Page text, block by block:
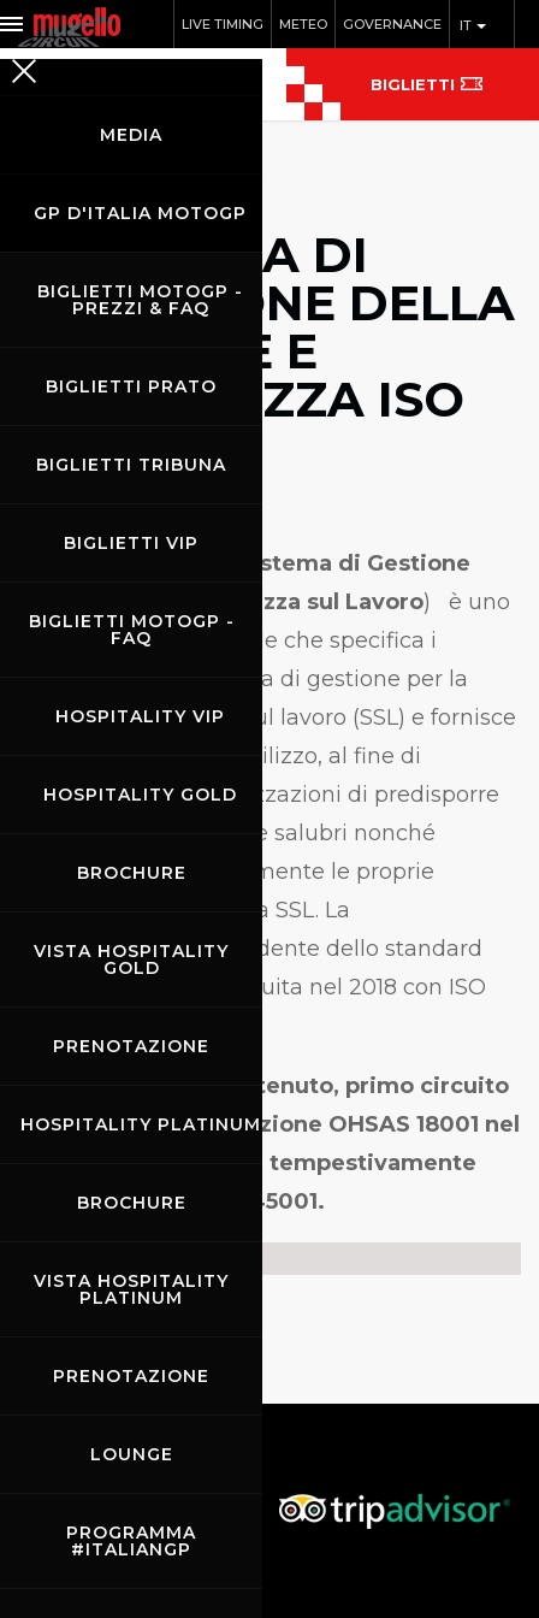
IT
LIVE TIMING METEO GOVERNANCE
MEDIA
GP D'ITALIA MOTOGP
BIGLIETTI MOTOGP -
PREZZI & FAQ
BIGLIETTI PRATO
BIGLIETTI TRIBUNA
BIGLIETTI VIP
BIGLIETTI MOTOGP -
FAQ
HOSPITALITY VIP
HOSPITALITY GOLD
BROCHURE
VISTA HOSPITALITY
GOLD
PRENOTAZIONE
HOSPITALITY PLATINUM
BROCHURE
VISTA HOSPITALITY
PLATINUM
PRENOTAZIONE
LOUNGE
PROGRAMMA
#ITALIANGP
BIGLIETTI
SISTEMA DI
GESTIONE DELLA
SALUTE E
SICUREZZA ISO
45001
L
ISO 45001 (Sistema di Gestione
Salute e Sicurezza sul Lavoro)
è uno
standard Internazionale che specifica i
requisiti per un sistema di gestione per la
salute e la sicurezza sul lavoro (SSL) e fornisce
una guida per il suo utilizzo, al fine di
consentire alle organizzazioni di predisporre
luoghi di lavoro sicuri e salubri nonché
migliorando proattivamente le proprie
prestazioni relative alla SSL. La
denominazione precedente dello standard
era OHSAS 18001 sostituita nel 2018 con ISO
Mugello Circuit ha ottenuto, primo circuito
al mondo, la Certificazione OHSAS 18001 nel
2013. Nel 2018 è stata tempestivamente
convertita nella ISO 45001.